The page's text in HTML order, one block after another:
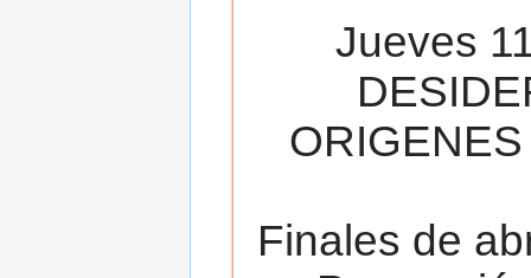
Jueves
Finales de